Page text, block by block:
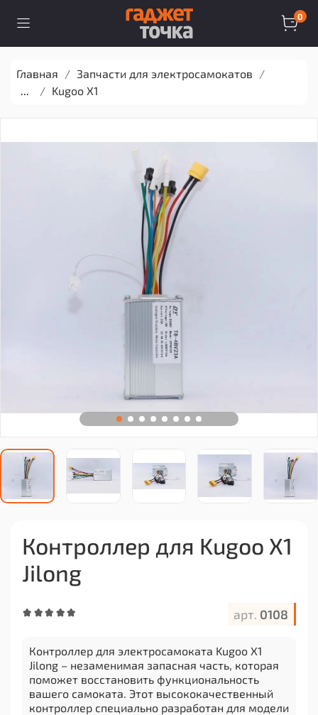
0
Главная
Запчасти для электросамокатов
...
Kugoo X1
арт. 0108
Контроллер для Kugoo X1
Jilong
Контроллер для электросамоката Kugoo X1
Jilong – незаменимая запасная часть, которая
поможет восстановить функциональность
вашего самоката. Этот высококачественный
контроллер специально разработан для модели